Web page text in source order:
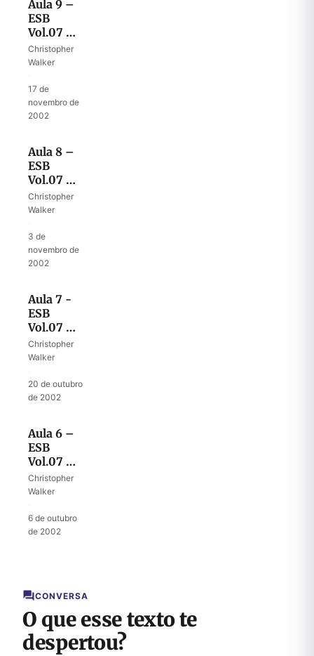
Aula 9 –
ESB
Vol.07 –
A
iniciativa
Christopher
Walker
17 de
novembro de
2002
Aula 8 –
ESB
Vol.07 –
A noiva se
prepara
Christopher
Walker
3 de
novembro de
2002
Aula 7 -
ESB
Vol.07 –
A função
do
Christopher
Walker
20 de outubro
de 2002
Aula 6 –
ESB
Vol.07 –
A
provisão
Christopher
Walker
6 de outubro
de 2002
CONVERSA
O que esse texto te
despertou?